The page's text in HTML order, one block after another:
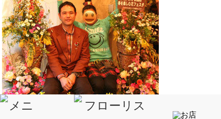
元スタッフちゃん さっちゃんと ダーリン。美男美女だから ほ